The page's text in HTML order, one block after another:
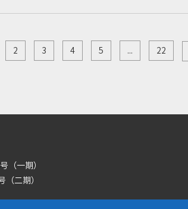
2 3 4 5 ... 22
（一期）
二期）